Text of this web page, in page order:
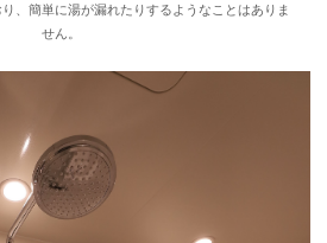
、簡単に湯が漏れたりするようなことはありま
せん。